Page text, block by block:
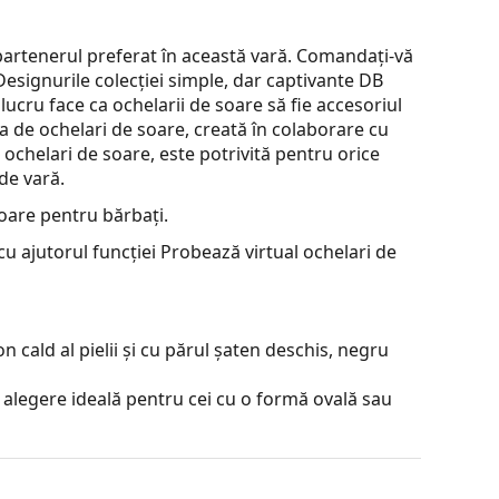
preferat în această vară. Comandați-vă
colecției simple, dar captivante DB
face ca ochelarii de soare să fie accesoriul
ochelari de soare, creată în colaborare cu
de soare, este potrivită pentru orice
vară.
pentru bărbați.
ajutorul funcției Probează virtual ochelari de
cald al pielii și cu părul șaten deschis, negru
ideală pentru cei cu o formă ovală sau